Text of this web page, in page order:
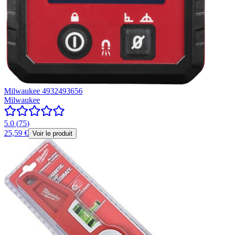
Milwaukee 4932493656
Milwaukee
5.0 (75)
25,59 € Voir le produit